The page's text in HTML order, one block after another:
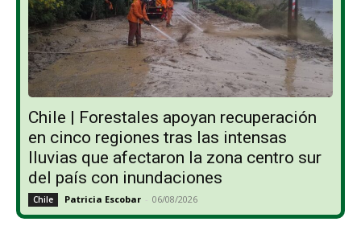
Chile | Forestales apoyan recuperación
en cinco regiones tras las intensas
lluvias que afectaron la zona centro sur
del país con inundaciones
Chile Patricia Escobar - 06/08/2026